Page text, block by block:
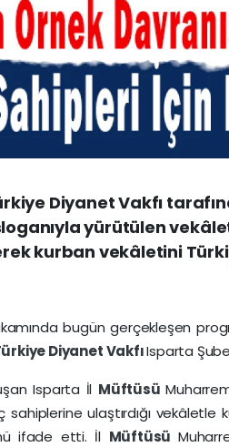
Diyanet Vakfı
yürütülen
kurban vekâletini
bugün gerçekleşen
DiyanetVakfıIsparta
Isparta İl Müftüsü
sahiplerine ulaştırdığı
ifade etti. İl Müftüsü